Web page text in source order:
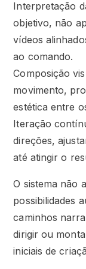
Interpretação
objetivo, não
vídeos
ao comando.
Composição
movimento,
estética entre
Iteração
direções,
até atingir o
O sistema não
possibilidades
caminhos
dirigir ou
iniciais de